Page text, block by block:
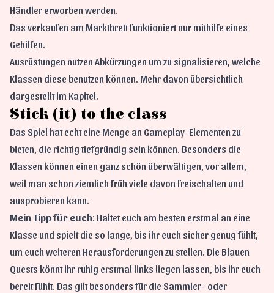
Händler erworben werden.
Das verkaufen am Marktbrett funktioniert nur mithilfe eines
Gehilfen.
Ausrüstungen nutzen Abkürzungen um zu signalisieren, welche
Klassen diese benutzen können. Mehr davon übersichtlich
dargestellt im Kapitel.
Stick (it) to the class
Das Spiel hat echt eine Menge an Gameplay-Elementen zu
bieten, die richtig tiefgründig sein können. Besonders die
Klassen können einen ganz schön überwältigen, vor allem,
weil man schon ziemlich früh viele davon freischalten und
ausprobieren kann.
Mein Tipp für euch: Haltet euch am besten erstmal an eine
Klasse und spielt die so lange, bis ihr euch sicher genug fühlt,
um euch weiteren Herausforderungen zu stellen. Die Blauen
Quests könnt ihr ruhig erstmal links liegen lassen, bis ihr euch
bereit fühlt. Das gilt besonders für die Sammler- oder